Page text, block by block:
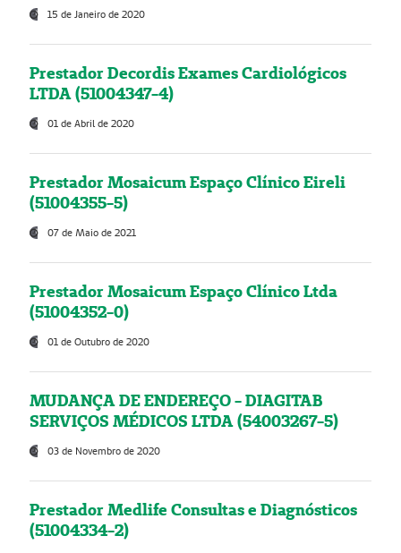
15 de Janeiro de 2020
Prestador Decordis Exames Cardiológicos
LTDA (51004347-4)
01 de Abril de 2020
Prestador Mosaicum Espaço Clínico Eireli
(51004355-5)
07 de Maio de 2021
Prestador Mosaicum Espaço Clínico Ltda
(51004352-0)
01 de Outubro de 2020
MUDANÇA DE ENDEREÇO - DIAGITAB
SERVIÇOS MÉDICOS LTDA (54003267-5)
03 de Novembro de 2020
Prestador Medlife Consultas e Diagnósticos
(51004334-2)